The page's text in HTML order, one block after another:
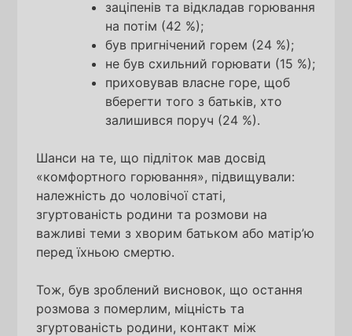
заціпенів та відкладав горювання
на потім (42 %);
був пригнічений горем (24 %);
не був схильний горювати (15 %);
приховував власне горе, щоб
вберегти того з батьків, хто
залишився поруч (24 %).
Шанси на те, що підліток мав досвід
«комфортного горювання», підвищували:
належність до чоловічої статі,
згуртованість родини та розмови на
важливі теми з хворим батьком або матір’ю
перед їхньою смертю.
Тож, був зроблений висновок, що остання
розмова з померлим, міцність та
згуртованість родини, контакт між